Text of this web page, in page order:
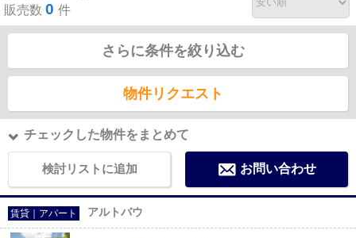
販売数 0 件
さらに条件を絞り込む
物件リクエスト
チェックした物件をまとめて
検討リストに追加 お問い合わせ
賃貸｜アパート アルトバウ